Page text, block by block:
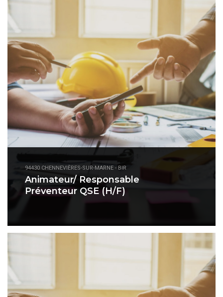
94430 CHENNEVIÈRES-SUR-MARNE - BIR
Animateur/ Responsable
Préventeur QSE (H/F)